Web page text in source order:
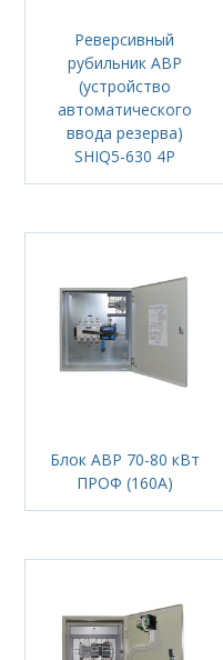
Реверсивный
рубильник АВР
(устройство
автоматического
ввода резерва)
SHIQ5-630 4P
Блок АВР 70-80 кВт
ПРОФ (160А)